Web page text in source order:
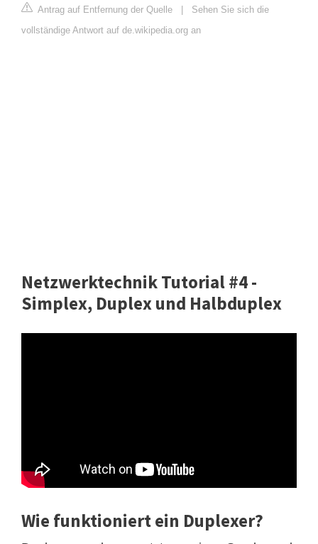
Antrag auf Entfernung der Quelle
Sehen Sie sich die
vollständige Antwort auf de.wikipedia.org an
Netzwerktechnik Tutorial #4 -
Simplex, Duplex und Halbduplex
Wie funktioniert ein Duplexer?